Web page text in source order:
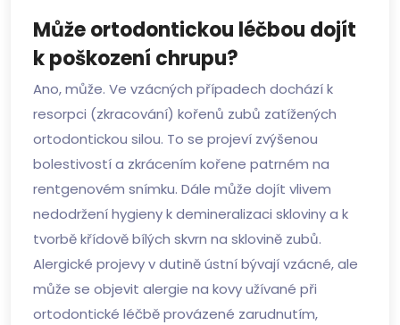
Může ortodontickou léčbou dojít
k poškození chrupu?
Ano, může. Ve vzácných případech dochází k
resorpci (zkracování) kořenů zubů zatížených
ortodontickou silou. To se projeví zvýšenou
bolestivostí a zkrácením kořene patrném na
rentgenovém snímku. Dále může dojít vlivem
nedodržení hygieny k demineralizaci skloviny a k
tvorbě křídově bílých skvrn na sklovině zubů.
Alergické projevy v dutině ústní bývají vzácné, ale
může se objevit alergie na kovy užívané při
ortodontické léčbě provázené zarudnutím,